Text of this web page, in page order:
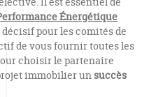
Énergétique
pour les comités de
de vous fournir toutes les
choisir le partenaire
immobilier un succès